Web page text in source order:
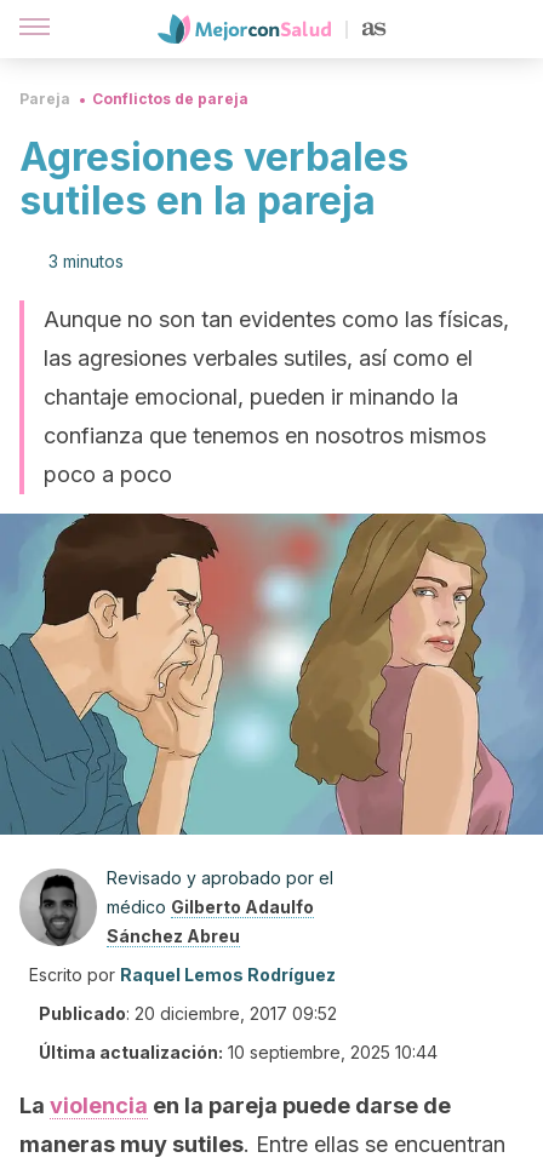
Pareja Conflictos de pareja
Agresiones verbales
sutiles en la pareja
3 minutos
Aunque no son tan evidentes como las físicas,
las agresiones verbales sutiles, así como el
chantaje emocional, pueden ir minando la
confianza que tenemos en nosotros mismos
poco a poco
Revisado y aprobado por el
médico Gilberto Adaulfo
Sánchez Abreu
Escrito por Raquel Lemos Rodríguez
Publicado: 20 diciembre, 2017 09:52
Última actualización: 10 septiembre, 2025 10:44
La violencia en la pareja puede darse de
maneras muy sutiles. Entre ellas se encuentran